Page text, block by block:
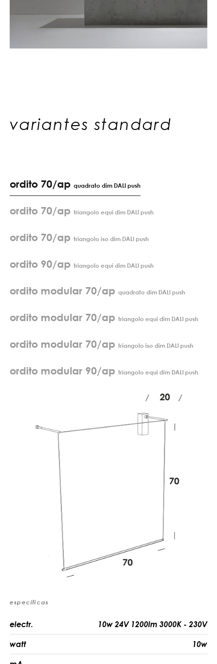
variantes standard
ordito 70/ap quadrato dim DALI push
ordito 70/ap triangolo equi dim DALI push
ordito 70/ap triangolo iso dim DALI push
ordito 90/ap triangolo equi dim DALI push
ordito modular 70/ap quadrato dim DALI push
ordito modular 70/ap triangolo equi dim DALI push
ordito modular 70/ap triangolo iso dim DALI push
ordito modular 90/ap triangolo equi dim DALI push
específicas
electr. 10w 24V 1200lm 3000K - 230V
watt 10w